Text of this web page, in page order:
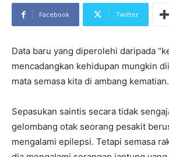
Facebook Twitter
Data baru yang diperolehi daripada
mencadangkan kehidupan mungkin
mata semasa kita di ambang kematian.
Sepasukan saintis secara tidak
gelombang otak seorang pesakit
mengalami epilepsi. Tetapi semasa